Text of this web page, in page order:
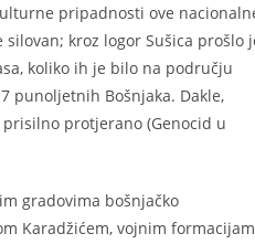
pripadnosti ove
kroz logor Sušica prošlo
koliko ih je bilo na području
punoljetnih Bošnjaka. Dakle,
protjerano (Genocid u
gradovima bošnjačko
Karadžićem, vojnim